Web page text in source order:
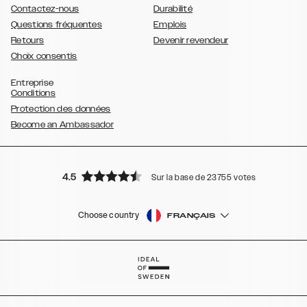
Contactez-nous
Questions fréquentes
Retours
Choix consentis
Durabilité
Emplois
Devenir revendeur
Entreprise
Conditions
Protection des données
Become an Ambassador
4.5 Sur la base de 23755 votes
Choose country FRANÇAIS